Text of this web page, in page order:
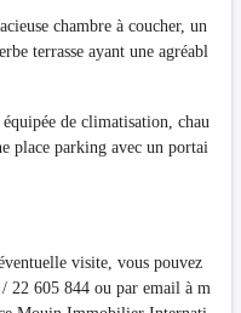
chambre à coucher, un
terrasse ayant une agréabl
de climatisation, chau
place parking avec un portai
visite, vous pouvez
22 605 844 ou par email à m